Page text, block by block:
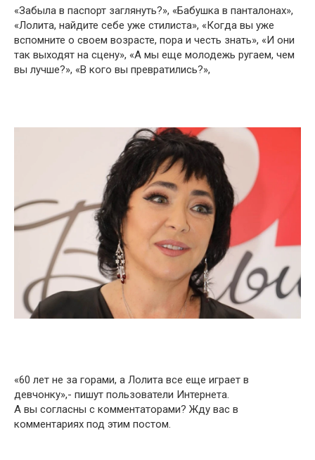
«Забыла в паспорт заглянуть?», «Бабушка в панталонах»,
«Лолита, найдите себе уже стилиста», «Когда вы уже
вспомните о своем возрасте, пора и честь знать», «И они
так выходят на сцену», «А мы еще молодежь ругаем, чем
вы лучше?», «В кого вы превратились?»,
«60 лет не за горами, а Лолита все еще играет в
девчонку»,- пишут пользователи Интернета.
А вы согласны с комментаторами? Жду вас в
комментариях под этим постом.